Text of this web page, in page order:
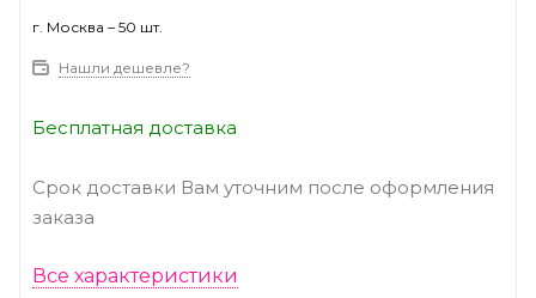
г. Москва – 50 шт.
Нашли дешевле?
Бесплатная доставка
Срок доставки Вам уточним после оформления
заказа
Все характеристики